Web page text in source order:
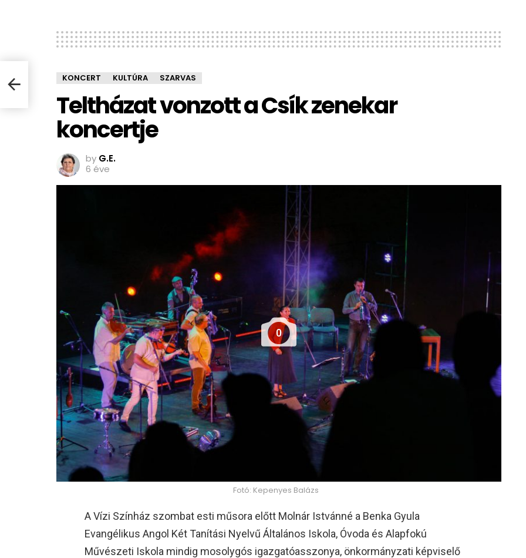
KONCERT KULTÚRA SZARVAS
Teltházat vonzott a Csík zenekar
koncertje
by G.E.
6 éve
0
Fotó: Kepenyes Balázs
A Vízi Színház szombat esti műsora előtt Molnár Istvánné a Benka Gyula
Evangélikus Angol Két Tanítási Nyelvű Általános Iskola, Óvoda és Alapfokú
Művészeti Iskola mindig mosolygós igazgatóasszonya, önkormányzati képviselő